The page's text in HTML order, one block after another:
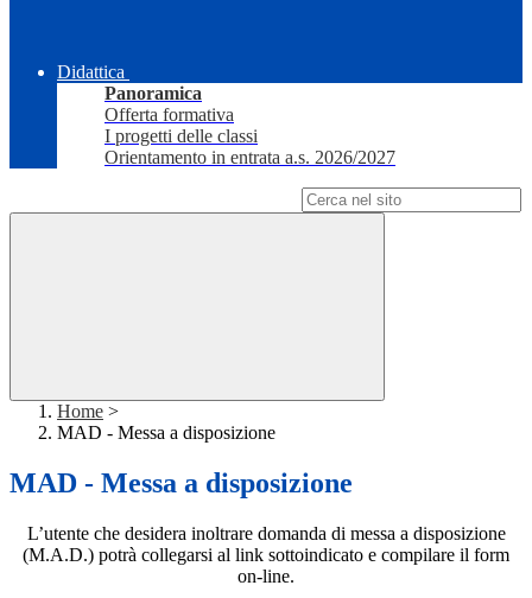
Didattica
Panoramica
Offerta formativa
I progetti delle classi
Orientamento in entrata a.s. 2026/2027
Home >
MAD - Messa a disposizione
MAD - Messa a disposizione
L’utente che desidera inoltrare domanda di messa a disposizione
(M.A.D.) potrà collegarsi al link sottoindicato e compilare il form
on-line.